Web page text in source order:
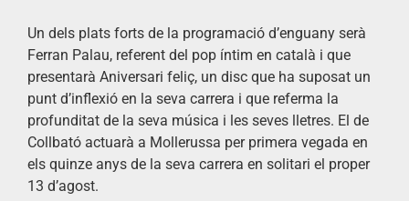
Un dels plats forts de la programació d’enguany serà
Ferran Palau, referent del pop íntim en català i que
presentarà Aniversari feliç, un disc que ha suposat un
punt d’inflexió en la seva carrera i que referma la
profunditat de la seva música i les seves lletres. El de
Collbató actuarà a Mollerussa per primera vegada en
els quinze anys de la seva carrera en solitari el proper
13 d’agost.